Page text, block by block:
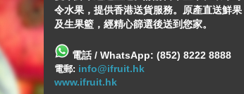
令水果，提供香港送貨服務。原產直送鮮果
及生果籃，經精心篩選後送到您家。
電話 / WhatsApp: (852) 8222 8888
電郵: info@ifruit.hk
www.ifruit.hk